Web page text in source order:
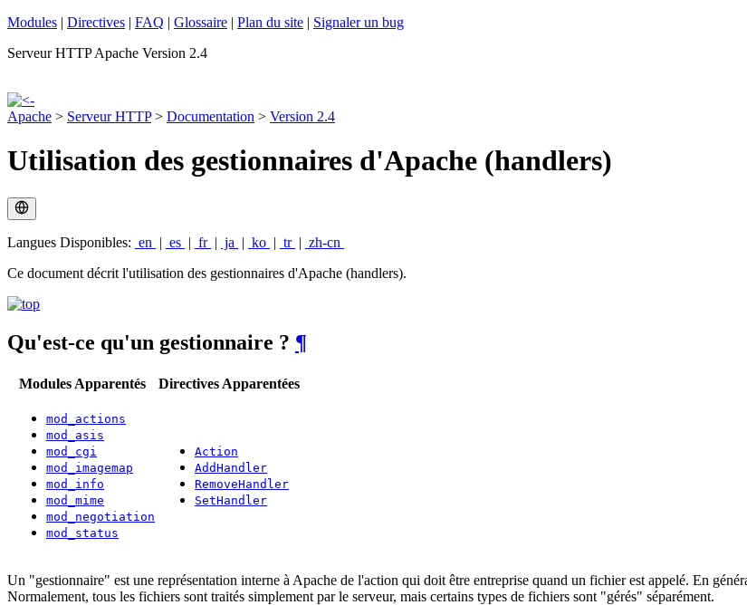
Modules | Directives | FAQ | Glossaire | Plan du site | Signaler un bug
Serveur HTTP Apache Version 2.4
Apache > Serveur HTTP> Documentation > Version 2.4
Utilisation des gestionnaires d'Apache (handlers)
Langues Disponibles: en | es | fr | ja | ko | tr | zh-cn
Ce document décrit l'utilisation des gestionnaires d'Apache (handlers).
Qu'est-ce qu'un gestionnaire ? ¶
Modules Apparentés Directives Apparentées
mod_actions
mod_asis
mod_cgi
mod_imagemap
mod_info
mod_mime
mod_negotiation
mod_status
Action
AddHandler
RemoveHandler
SetHandler
Un "gestionnaire" est une représentation interne à Apache de l'action qui doit être entreprise quand un fichier est appelé. En
Normalement, tous les fichiers sont traités simplement par le serveur, mais certains types de fichiers sont "gérés" séparément.